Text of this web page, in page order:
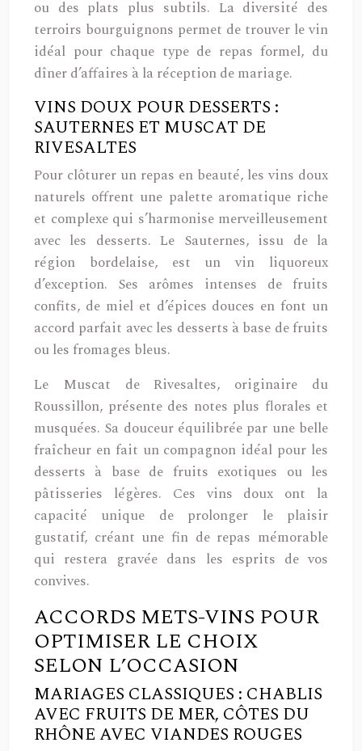
ou des plats plus subtils. La diversité des
terroirs bourguignons permet de trouver le vin
idéal pour chaque type de repas formel, du
dîner d’affaires à la réception de mariage.
VINS DOUX POUR DESSERTS :
SAUTERNES ET MUSCAT DE
RIVESALTES
Pour clôturer un repas en beauté, les vins doux
naturels offrent une palette aromatique riche
et complexe qui s’harmonise merveilleusement
avec les desserts. Le Sauternes, issu de la
région bordelaise, est un vin liquoreux
d’exception. Ses arômes intenses de fruits
confits, de miel et d’épices douces en font un
accord parfait avec les desserts à base de fruits
ou les fromages bleus.
Le Muscat de Rivesaltes, originaire du
Roussillon, présente des notes plus florales et
musquées. Sa douceur équilibrée par une belle
fraîcheur en fait un compagnon idéal pour les
desserts à base de fruits exotiques ou les
pâtisseries légères. Ces vins doux ont la
capacité unique de prolonger le plaisir
gustatif, créant une fin de repas mémorable
qui restera gravée dans les esprits de vos
convives.
ACCORDS METS-VINS POUR
OPTIMISER LE CHOIX
SELON L’OCCASION
MARIAGES CLASSIQUES : CHABLIS
AVEC FRUITS DE MER, CÔTES DU
RHÔNE AVEC VIANDES ROUGES